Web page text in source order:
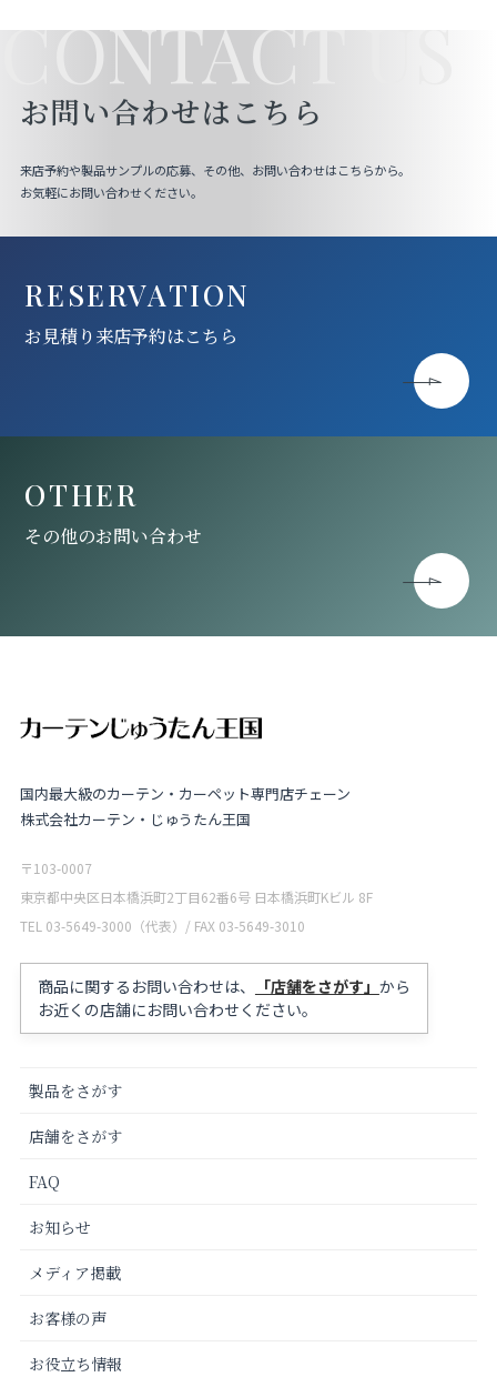
CONTACT US
お問い合わせはこちら
来店予約や製品サンプルの応募、その他、お問い合わせはこちらから。
お気軽にお問い合わせください。
RESERVATION
お見積り来店予約はこちら
OTHER
その他のお問い合わせ
国内最大級のカーテン・カーペット専門店チェーン
株式会社カーテン・じゅうたん王国
〒103-0007
東京都中央区日本橋浜町2丁目62番6号 日本橋浜町Kビル 8F
TEL 03-5649-3000（代表）/ FAX 03-5649-3010
商品に関するお問い合わせは、 「店舗をさがす」 から
お近くの店舗にお問い合わせください。
製品をさがす
店舗をさがす
FAQ
お知らせ
メディア掲載
お客様の声
お役立ち情報